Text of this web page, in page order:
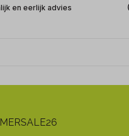
en eerlijk advies